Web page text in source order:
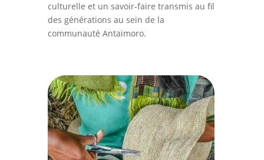
culturelle et un savoir-faire transmis au fil
des générations au sein de la
communauté Antaimoro.